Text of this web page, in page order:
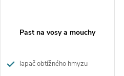
Past na vosy a mouchy
lapač obtížného hmyzu